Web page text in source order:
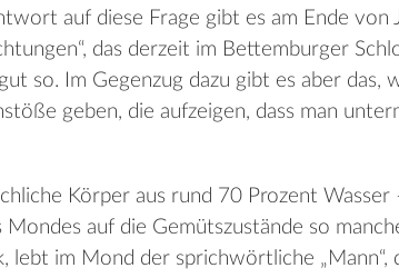
auf diese Frage gibt es am Ende von
das derzeit im Bettemburger
so. Im Gegenzug dazu gibt es aber das,
geben, die aufzeigen, dass man
Körper aus rund 70 Prozent Wasser
Mondes auf die Gemütszustände so
lebt im Mond der sprichwörtliche „Mann“,